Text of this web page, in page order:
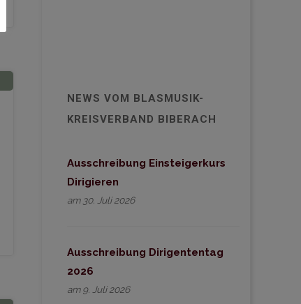
NEWS VOM BLASMUSIK-
KREISVERBAND BIBERACH
Ausschreibung Einsteigerkurs
Dirigieren
am 30. Juli 2026
Ausschreibung Dirigententag
2026
am 9. Juli 2026